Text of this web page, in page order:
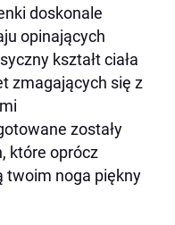
doskonale
opinających
kształt ciała
zmagających się z
zostały
które oprócz
twoim noga piękny